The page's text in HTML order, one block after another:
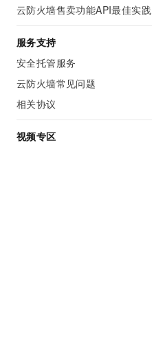
云防火墙售卖功能API最佳实践
服务支持
安全托管服务
云防火墙常见问题
相关协议
视频专区